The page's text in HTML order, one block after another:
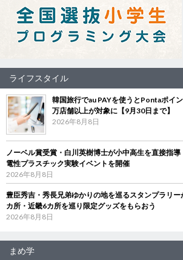
ライフスタイル
韓国旅行でau PAYを使うとPontaポイ
万店舗以上が対象に【9月30日まで】
2026年8月8日
ノーベル賞受賞・白川英樹博士が小中高生を直接指
電性プラスチック実験イベントを開催
2026年8月8日
豊臣秀吉・秀長兄弟ゆかりの地を巡るスタンプラリ
カ所・近畿6カ所を巡り限定グッズをもらおう
2026年8月8日
まめ学